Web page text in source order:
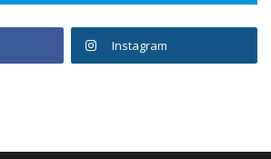
Instagram